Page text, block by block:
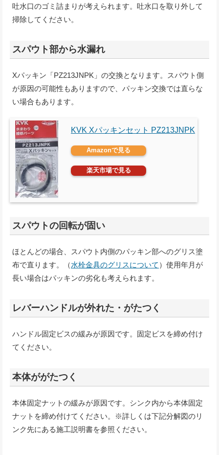
吐水口のゴミ詰まりが考えられます。吐水口を取り外して
掃除してください。
スパウト部から水漏れ
Xパッキン「PZ213JNPK」の交換となります。スパウト側
が原因の可能性もありますので、パッキン交換では直らな
い場合もあります。
KVK Xパッキンセット PZ213JNPK
Amazonで見る
楽天市場で見る
スパウトの回転が固い
ほとんどの場合、スパウト内側のパッキン部へのグリス塗
布で直ります。（水栓金具のグリスについて ）使用年月が
長い場合はパッキンの劣化も考えられます。
レバーハンドルが外れた・がたつく
ハンドル固定ビスの緩みが原因です。固定ビスを締め付け
てください。
本体ががたつく
本体固定ナットの緩みが原因です。シンク内から本体固定
ナットを締め付けてください。※詳しくは下記分解図のリ
ンク先にある施工説明書を参照ください。